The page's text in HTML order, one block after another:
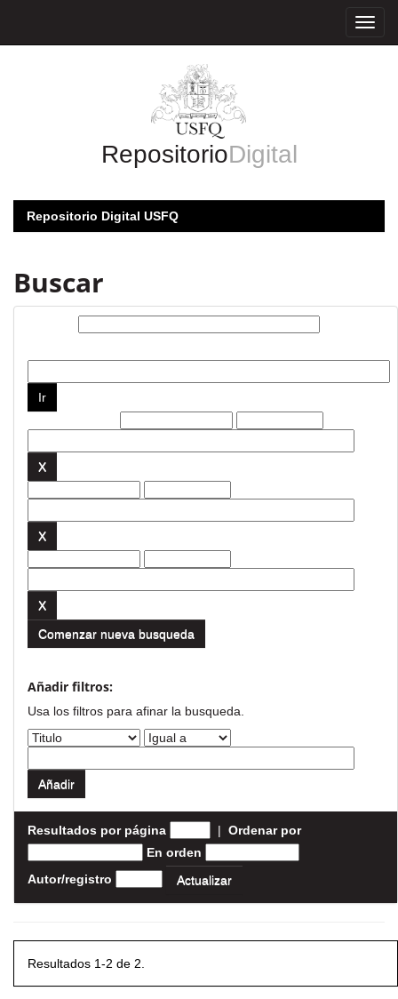
RepositorioDigital
Repositorio Digital USFQ
Buscar
Comenzar nueva busqueda
Añadir filtros:
Usa los filtros para afinar la busqueda.
Resultados por página | Ordenar por
En orden
Autor/registro
Resultados 1-2 de 2.